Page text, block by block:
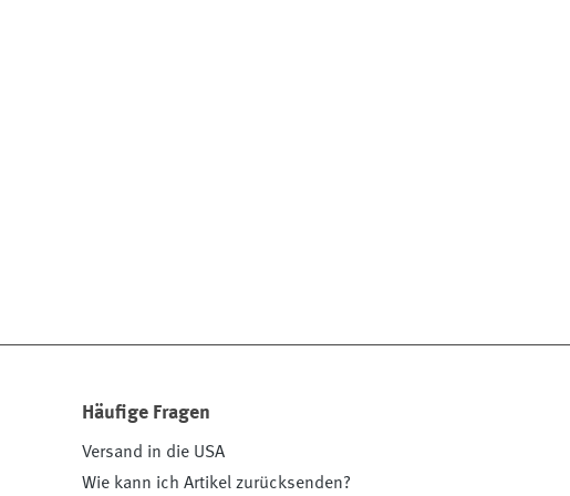
Häufige Fragen
Versand in die USA
Wie kann ich Artikel zurücksenden?